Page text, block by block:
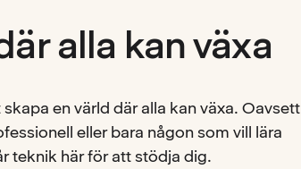
alla kan växa
en värld där alla kan växa. Oavsett
eller bara någon som vill lära
teknik här för att stödja dig.